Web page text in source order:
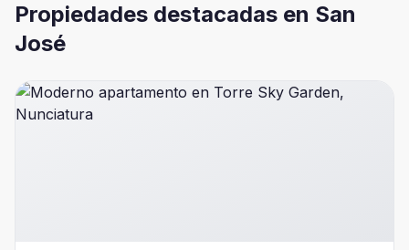
Propiedades destacadas en San
José